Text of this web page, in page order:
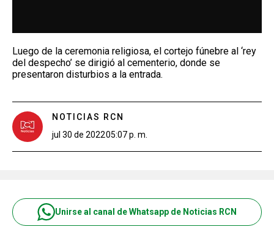
Luego de la ceremonia religiosa, el cortejo fúnebre al ‘rey
del despecho’ se dirigió al cementerio, donde se
presentaron disturbios a la entrada.
NOTICIAS RCN
jul 30 de 202205:07 p. m.
Unirse al canal de Whatsapp de Noticias RCN